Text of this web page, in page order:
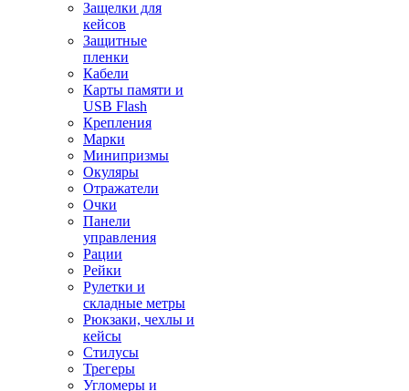
Защелки для
кейсов
Защитные
пленки
Кабели
Карты памяти и
USB Flash
Крепления
Марки
Минипризмы
Окуляры
Отражатели
Очки
Панели
управления
Рации
Рейки
Рулетки и
складные метры
Рюкзаки, чехлы и
кейсы
Стилусы
Трегеры
Угломеры и